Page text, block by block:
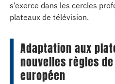
s’exerce dans les cercles
plateaux de télévision.
Adaptation aux
nouvelles règles
européen